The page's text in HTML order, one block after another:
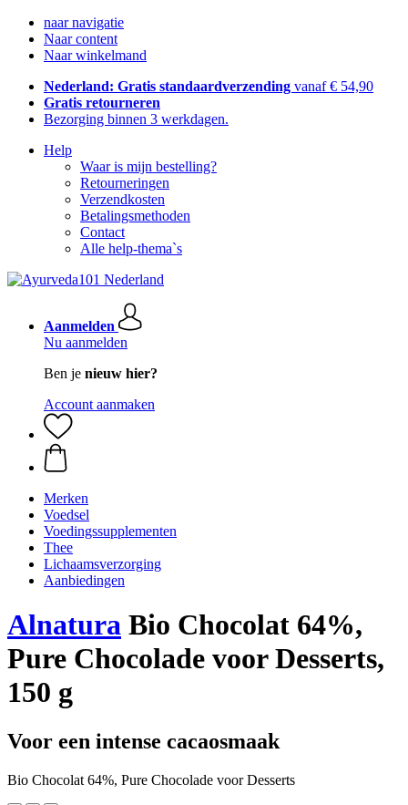
naar navigatie
Naar content
Naar winkelmand
Nederland: Gratis standaardverzending vanaf € 54,90
Gratis retourneren
Bezorging binnen 3 werkdagen.
Help
Waar is mijn bestelling?
Retourneringen
Verzendkosten
Betalingsmethoden
Contact
Alle help-thema`s
Aanmelden
Nu aanmelden
Ben je nieuw hier?
Account aanmaken
Merken
Voedsel
Voedingssupplementen
Thee
Lichaamsverzorging
Aanbiedingen
Alnatura Bio Chocolat 64%,
Pure Chocolade voor Desserts,
150 g
Voor een intense cacaosmaak
Bio Chocolat 64%, Pure Chocolade voor Desserts